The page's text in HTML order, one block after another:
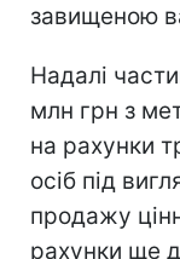
завищеною
Надалі
млн грн з
на рахунки
осіб під
продажу
рахунки ще